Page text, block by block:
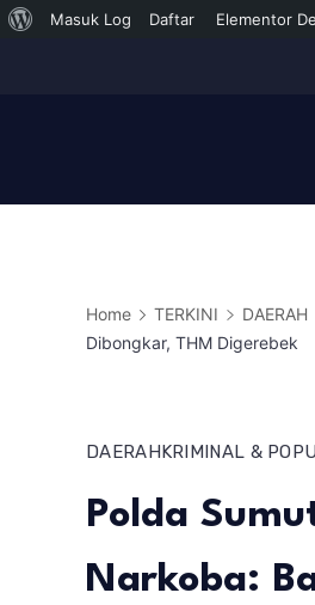
Tentang
Masuk Log Daftar Elementor
Home TERKINI DAERAH
Dibongkar, THM Digerebek
DAERAHKRIMINAL &
Polda
Narkoba: